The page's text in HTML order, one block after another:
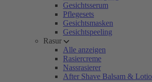
Gesichtsserum
Pflegesets
Gesichtsmasken
Gesichtspeeling
Rasur
Alle anzeigen
Rasiercreme
Nassrasierer
After Shave Balsam &